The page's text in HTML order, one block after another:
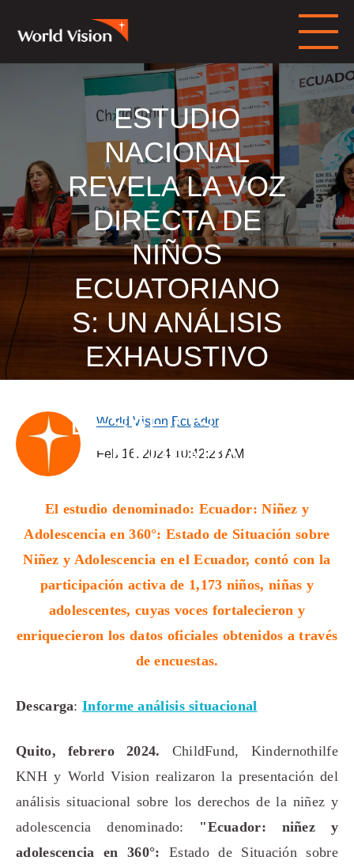
ESTUDIO
NACIONAL
REVELA LA VOZ
DIRECTA DE
NIÑOS
ECUATORIANO
S: UN ANÁLISIS
EXHAUSTIVO
DE LOS
DESAFÍOS QUE
ENFRENTAN
World Vision Ecuador
Feb 16, 2024 10:42:23 AM
El estudio denominado: Ecuador: Niñez y
Adolescencia en 360°: Estado de Situación sobre
Niñez y Adolescencia en el Ecuador, contó con la
participación activa de 1,173 niños, niñas y
adolescentes, cuyas voces fortalecieron y
enriquecieron los datos oficiales obtenidos a través
de encuestas.
Descarga:Informe análisis situacional
Quito, febrero 2024. ChildFund, Kindernothilfe
KNH y World Vision realizaron la presentación del
análisis situacional sobre los derechos de la niñez y
adolescencia denominado: "Ecuador: niñez y
adolescencia en 360°: Estado de Situación sobre